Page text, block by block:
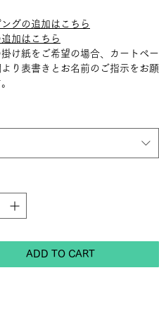
グの追加はこちら
加はこちら
け紙をご希望の場合、カートペー
より表書きとお名前のご指示をお願
ADD TO CART